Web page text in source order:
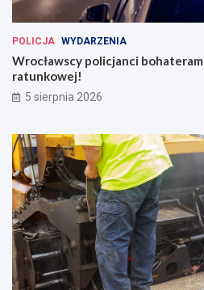
POLICJA WYDARZENIA
Wrocławscy policjanci
ratunkowej!
5 sierpnia 2026